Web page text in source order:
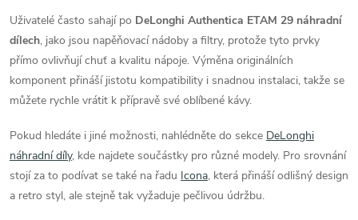
v
k
y
v
ý
p
i
Uživatelé často sahají po DeLonghi Authentica ETAM 29 náhradní
dílech, jako jsou napěňovací nádoby a filtry, protože tyto prvky
přímo ovlivňují chuť a kvalitu nápoje. Výměna originálních
komponent přináší jistotu kompatibility i snadnou instalaci, takže se
můžete rychle vrátit k přípravě své oblíbené kávy.
Pokud hledáte i jiné možnosti, nahlédněte do sekce DeLonghi
náhradní díly, kde najdete součástky pro různé modely. Pro srovnání
stojí za to podívat se také na řadu Icona, která přináší odlišný design
a retro styl, ale stejně tak vyžaduje pečlivou údržbu.